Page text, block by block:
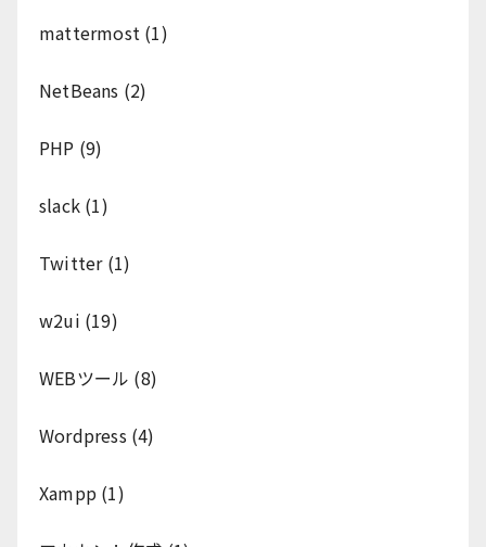
mattermost (1)
NetBeans (2)
PHP (9)
slack (1)
Twitter(1)
w2ui (19)
WEBツール (8)
Wordpress (4)
Xampp (1)